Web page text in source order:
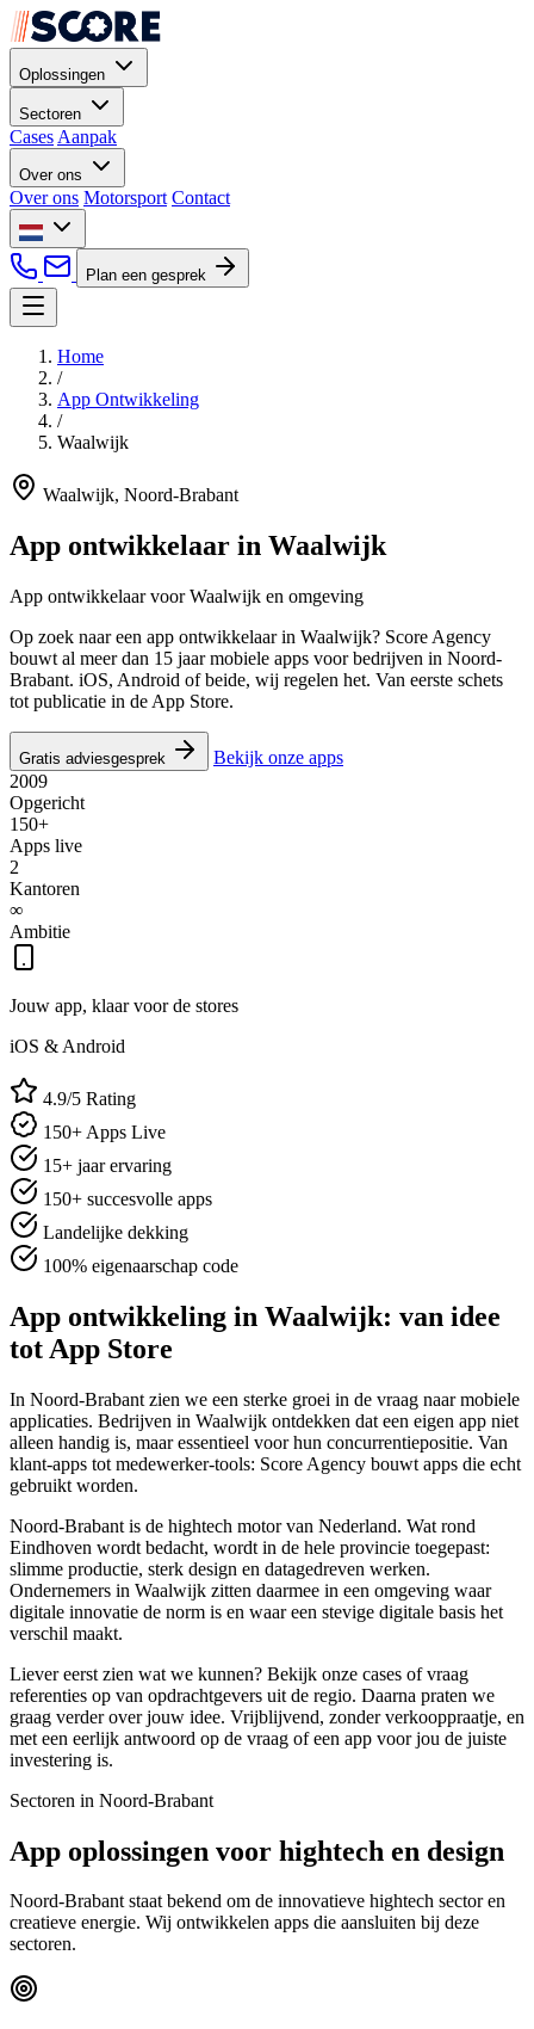
Oplossingen
Sectoren
Cases Aanpak
Over ons
Over ons Motorsport Contact
Plan een gesprek
Home
/
App Ontwikkeling
/
Waalwijk
Waalwijk, Noord-Brabant
App ontwikkelaar in Waalwijk
App ontwikkelaar voor Waalwijk en omgeving
Op zoek naar een app ontwikkelaar in Waalwijk? Score Agency
bouwt al meer dan 15 jaar mobiele apps voor bedrijven in Noord-
Brabant. iOS, Android of beide, wij regelen het. Van eerste schets
tot publicatie in de App Store.
Gratis adviesgesprek
Bekijk onze apps
2009
Opgericht
150+
Apps live
2
Kantoren
∞
Ambitie
Jouw app, klaar voor de stores
iOS & Android
4.9/5 Rating
150+ Apps Live
15+ jaar ervaring
150+ succesvolle apps
Landelijke dekking
100% eigenaarschap code
App ontwikkeling in Waalwijk: van idee
tot App Store
In Noord-Brabant zien we een sterke groei in de vraag naar mobiele
applicaties. Bedrijven in Waalwijk ontdekken dat een eigen app niet
alleen handig is, maar essentieel voor hun concurrentiepositie. Van
klant-apps tot medewerker-tools: Score Agency bouwt apps die echt
gebruikt worden.
Noord-Brabant is de hightech motor van Nederland. Wat rond
Eindhoven wordt bedacht, wordt in de hele provincie toegepast:
slimme productie, sterk design en datagedreven werken.
Ondernemers in Waalwijk zitten daarmee in een omgeving waar
digitale innovatie de norm is en waar een stevige digitale basis het
verschil maakt.
Liever eerst zien wat we kunnen? Bekijk onze cases of vraag
referenties op van opdrachtgevers uit de regio. Daarna praten we
graag verder over jouw idee. Vrijblijvend, zonder verkooppraatje, en
met een eerlijk antwoord op de vraag of een app voor jou de juiste
investering is.
Sectoren in Noord-Brabant
App oplossingen voor hightech en design
Noord-Brabant staat bekend om de innovatieve hightech sector en
creatieve energie. Wij ontwikkelen apps die aansluiten bij deze
sectoren.